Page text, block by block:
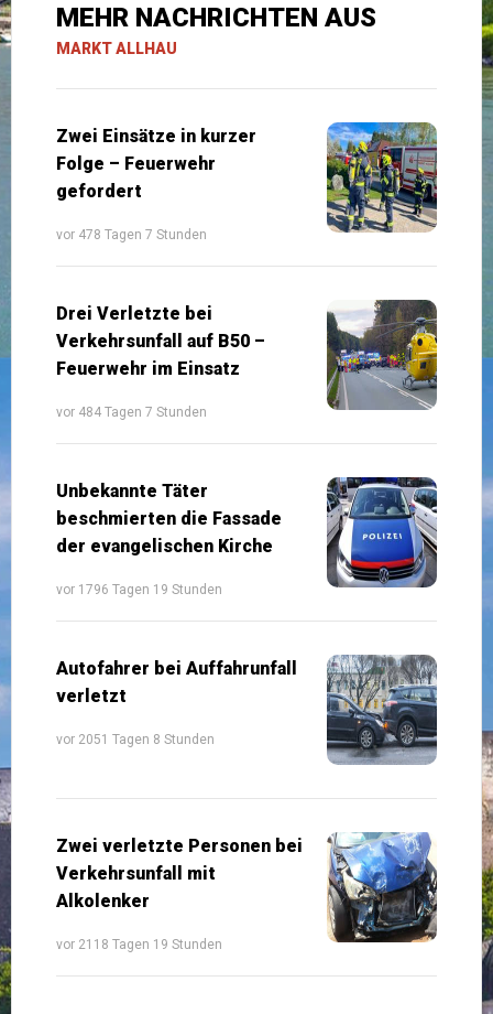
MEHR NACHRICHTEN AUS
MARKT ALLHAU
Zwei Einsätze in kurzer
Folge – Feuerwehr
gefordert
vor 478 Tagen 7 Stunden
Drei Verletzte bei
Verkehrsunfall auf B50 –
Feuerwehr im Einsatz
vor 484 Tagen 7 Stunden
Unbekannte Täter
beschmierten die Fassade
der evangelischen Kirche
vor 1796 Tagen 19 Stunden
Autofahrer bei Auffahrunfall
verletzt
vor 2051 Tagen 8 Stunden
Zwei verletzte Personen bei
Verkehrsunfall mit
Alkolenker
vor 2118 Tagen 19 Stunden